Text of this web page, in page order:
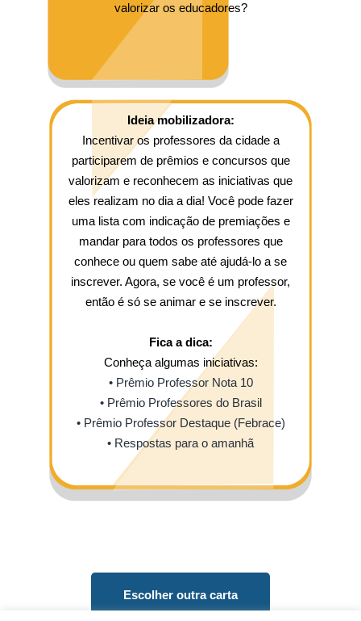
valorizar os educadores?
Ideia mobilizadora:
Incentivar os professores da cidade a
participarem de prêmios e concursos que
valorizam e reconhecem as iniciativas que
eles realizam no dia a dia! Você pode fazer
uma lista com indicação de premiações e
mandar para todos os professores que
conhece ou quem sabe até ajudá-lo a se
inscrever. Agora, se você é um professor,
então é só se animar e se inscrever.
Fica a dica:
Conheça algumas iniciativas:
• Prêmio Professor Nota 10
• Prêmio Professores do Brasil
• Prêmio Professor Destaque (Febrace)
• Respostas para o amanhã
Escolher outra carta